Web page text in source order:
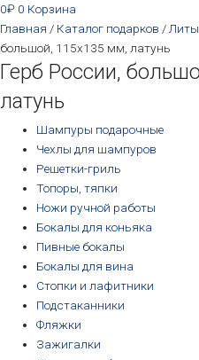
0₽ 0 Корзина
Главная / Каталог подарков /
большой, 115х135 мм, латунь
Герб России,
латунь
Шампуры подарочные
Чехлы для шампуров
Решетки-гриль
Топоры, тяпки
Ножи ручной работы
Бокалы для коньяка
Пивные бокалы
Бокалы для вина
Стопки и лафитники
Подстаканники
Фляжки
Зажигалки